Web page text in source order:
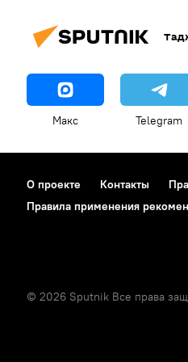
Макс Telegram
О проекте Контакты
Правила применения
© 2026 Sputnik Все права